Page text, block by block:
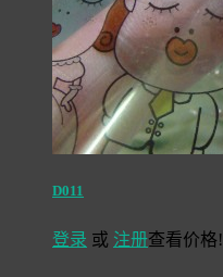
D011
登录 或 注册查看价格!